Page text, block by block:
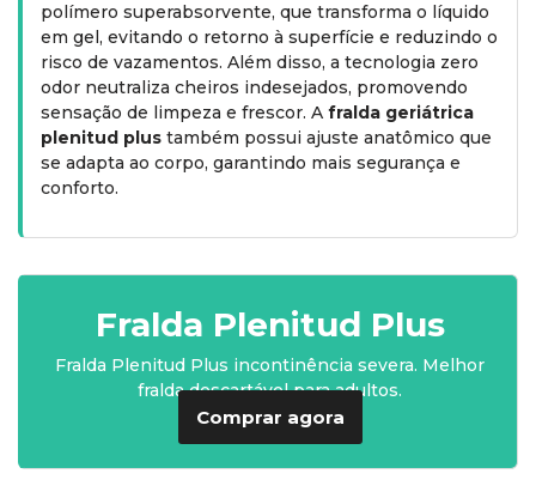
polímero superabsorvente, que transforma o líquido
em gel, evitando o retorno à superfície e reduzindo o
risco de vazamentos. Além disso, a tecnologia zero
odor neutraliza cheiros indesejados, promovendo
sensação de limpeza e frescor. A fralda geriátrica
plenitud plus também possui ajuste anatômico que
se adapta ao corpo, garantindo mais segurança e
conforto.
Fralda Plenitud Plus
Fralda Plenitud Plus incontinência severa. Melhor
fralda descartável para adultos.
Comprar agora